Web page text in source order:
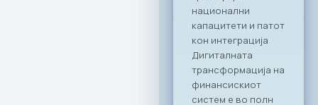
формализирање на
неформалната
економија во РСМ
Стопанската
комора за
информатички и
комуникациски